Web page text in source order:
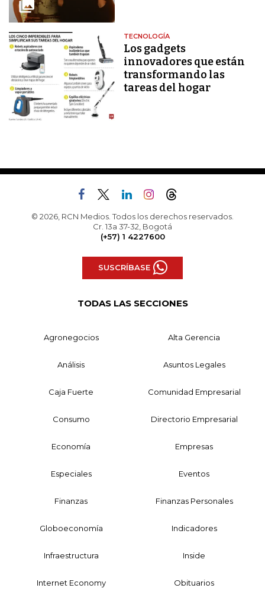
TECNOLOGÍA
Los gadgets
innovadores que están
transformando las
tareas del hogar
© 2026, RCN Medios. Todos los derechos reservados.
Cr. 13a 37-32, Bogotá
(+57) 1 4227600
SUSCRÍBASE
TODAS LAS SECCIONES
Agronegocios Alta Gerencia
Análisis Asuntos Legales
Caja Fuerte Comunidad Empresarial
Consumo Directorio Empresarial
Economía Empresas
Especiales Eventos
Finanzas Finanzas Personales
Globoeconomía Indicadores
Infraestructura Inside
Internet Economy Obituarios